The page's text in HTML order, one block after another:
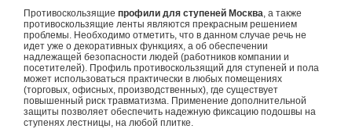
Противоскользящие профили для ступеней Москва, а также
противоскользящие ленты являются прекрасным решением
проблемы. Необходимо отметить, что в данном случае речь не
идет уже о декоративных функциях, а об обеспечении
надлежащей безопасности людей (работников компании и
посетителей). Профиль противоскользящий для ступеней и пола
может использоваться практически в любых помещениях
(торговых, офисных, производственных), где существует
повышенный риск травматизма. Применение дополнительной
защиты позволяет обеспечить надежную фиксацию подошвы на
ступенях лестницы, на любой плитке.